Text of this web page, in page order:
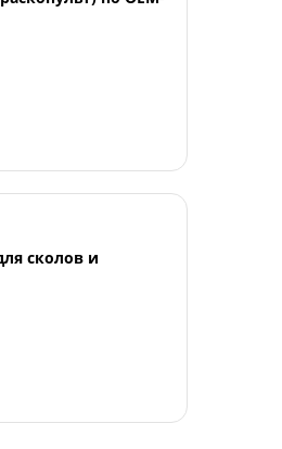
сколов и